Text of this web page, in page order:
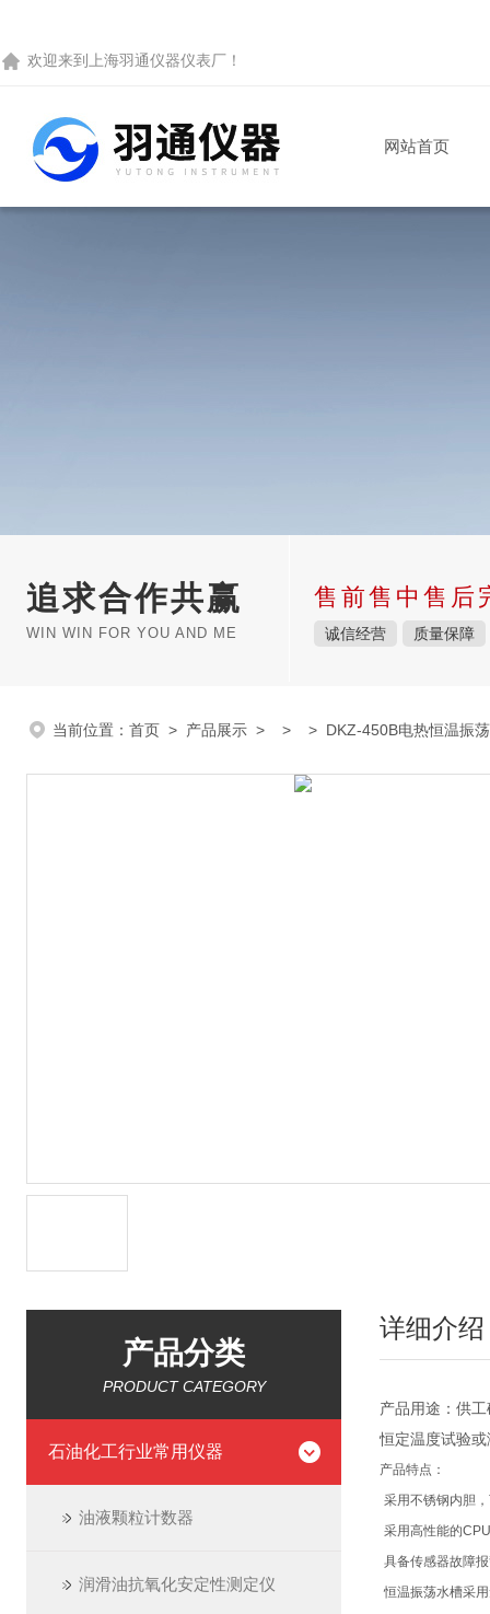
欢迎来到 上海羽通仪器仪表厂 ！
网站首页
追求合作共赢
WIN WIN FOR YOU AND ME
售前售中售后
诚信经营 质量保障
当前位置： 首页 > 产品展示 > > > DKZ-450B电热恒温振荡
产品分类
PRODUCT CATEGORY
石油化工行业常用仪器
油液颗粒计数器
润滑油抗氧化安定性测定仪
详细介绍
产品用途：供
恒定温度试验
产品特点：
采用不锈钢内胆
采用高性能的CPU
具备传感器故障
恒温振荡水槽采